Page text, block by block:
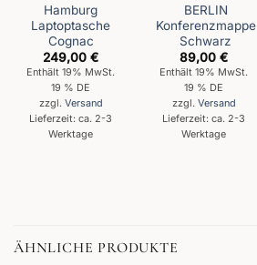
Hamburg
Laptoptasche
Cognac
249,00€
Enthält 19% MwSt.
19 % DE
zzgl. Versand
Lieferzeit: ca. 2-3
Werktage
BERLIN
Konferenzmappe
Schwarz
89,00€
Enthält 19% MwSt.
19 % DE
zzgl. Versand
Lieferzeit: ca. 2-3
Werktage
ÄHNLICHE PRODUKTE